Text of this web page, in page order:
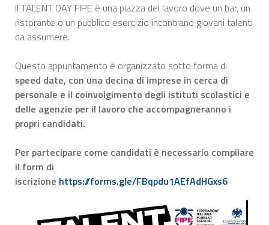
Il TALENT DAY FIPE è una piazza del lavoro dove un bar, un
ristorante o un pubblico esercizio incontrano giovani talenti
da assumere.
Questo appuntamento è organizzato sotto forma di
speed date, con una decina di imprese in cerca di
personale e il coinvolgimento degli istituti scolastici e
delle agenzie per il lavoro che accompagneranno i
propri candidati.
Per partecipare come candidati è necessario compilare
il form di
iscrizione https://forms.gle/FBqpdu1AEfAdHGxs6